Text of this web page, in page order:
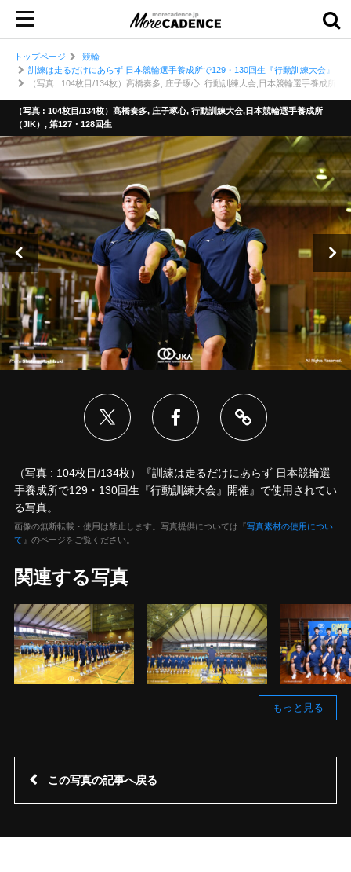
トップページ
競輪
訓練は走るだけにあらず 日本競輪選手養成所で129・130回生『行動訓練大会』開催
（写真 : 104枚目/134枚）髙橋奏多, 庄子琢心, 行動訓練大会,日本競輪選手養成所（
（写真 : 104枚目/134枚）髙橋奏多, 庄子琢心, 行動訓練大会,日本競輪選手養成所
（JIK）, 第127・128回生
（写真 : 104枚目/134枚）『訓練は走るだけにあらず 日本競輪選
手養成所で129・130回生『行動訓練大会』開催』で使用されてい
る写真。
画像の無断転載・使用は禁止します。写真提供については『写真素材の使用につい
て 』のページをご覧ください。
関連する写真
もっと見る
この写真の記事へ戻る